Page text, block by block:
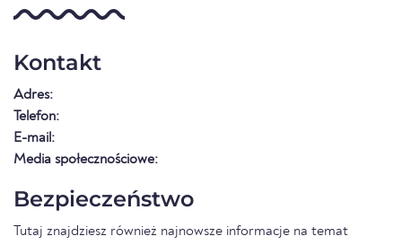
Kontakt
Adres:
Telefon:
E-mail:
Media społecznościowe:
Bezpieczeństwo
Tutaj znajdziesz również najnowsze informacje na temat